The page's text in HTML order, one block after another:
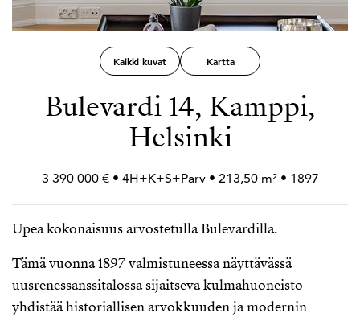
Kaikki kuvat Kartta
Bulevardi 14, Kamppi,
Helsinki
3 390 000 € • 4H+K+S+Parv • 213,50 m² • 1897
Upea kokonaisuus arvostetulla Bulevardilla.
Tämä vuonna 1897 valmistuneessa näyttävässä
uusrenessanssitalossa sijaitseva kulmahuoneisto
yhdistää historiallisen arvokkuuden ja modernin